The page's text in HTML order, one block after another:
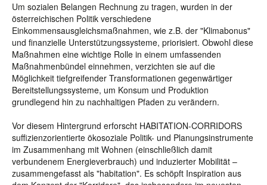
Um sozialen Belangen Rechnung zu tragen, wurden in der
österreichischen Politik verschiedene
Einkommensausgleichsmaßnahmen, wie z.B. der "Klimabonus"
und finanzielle Unterstützungssysteme, priorisiert. Obwohl diese
Maßnahmen eine wichtige Rolle in einem umfassenden
Maßnahmenbündel einnehmen, verzichten sie auf die
Möglichkeit tiefgreifender Transformationen gegenwärtiger
Bereitstellungssysteme, um Konsum und Produktion
grundlegend hin zu nachhaltigen Pfaden zu verändern.
Vor diesem Hintergrund erforscht HABITATION-CORRIDORS
suffizienzorientierte ökosoziale Politik- und Planungsinstrumente
im Zusammenhang mit Wohnen (einschließlich damit
verbundenem Energieverbrauch) und induzierter Mobilität –
zusammengefasst als "habitation". Es schöpft Inspiration aus